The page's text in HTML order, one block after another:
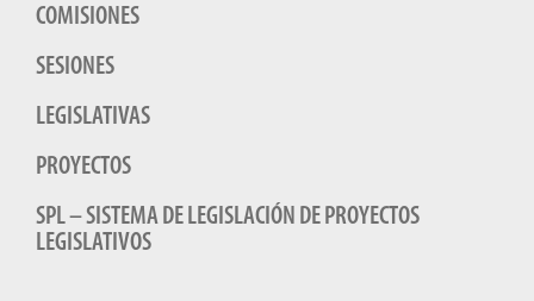
COMISIONES
SESIONES
LEGISLATIVAS
PROYECTOS
SPL – SISTEMA DE LEGISLACIÓN DE PROYECTOS
LEGISLATIVOS